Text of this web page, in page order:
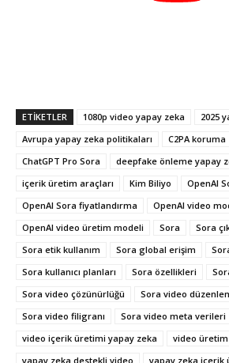
ETIKETLER 1080p video yapay zeka
2025
Avrupa yapay zeka politikaları
C2PA koruma
ChatGPT Pro Sora
deepfake önleme yapay
içerik üretim araçları
Kim Biliyo
OpenAI
OpenAI Sora fiyatlandırma
OpenAI video
OpenAI video üretim modeli
Sora
Sora
Sora etik kullanım
Sora global erişim
Sora kullanıcı planları
Sora özellikleri
Sora video çözünürlüğü
Sora video
Sora video filigranı
Sora video meta verileri
video içerik üretimi yapay zeka
video
yapay zeka destekli video
yapay zeka içerik